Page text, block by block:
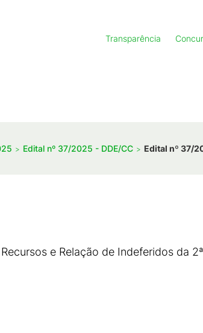
Transparência
Edital nº 37/2025 - DDE/CC Edital nº 37/
e Relação de Indeferidos da